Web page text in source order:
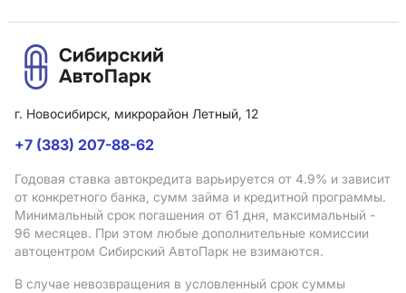
г. Новосибирск, микрорайон Летный, 12
+7 (383) 207-88-62
Годовая ставка автокредита варьируется от 4.9% и зависит
от конкретного банка, сумм займа и кредитной программы.
Минимальный срок погашения от 61 дня, максимальный -
96 месяцев. При этом любые дополнительные комиссии
автоцентром Сибирский АвтоПарк не взимаются.
В случае невозвращения в условленный срок суммы